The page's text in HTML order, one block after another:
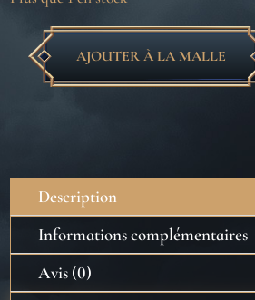
quantité
Argenté
AJOUTER À LA MALLE
Description
Informations complémentaires
Avis (0)